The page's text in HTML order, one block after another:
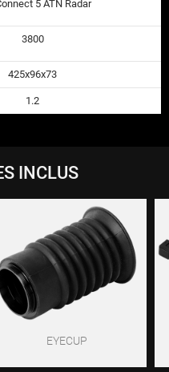
5 ATN Radar
3800
425x96x73
1.2
INCLUS
EYECUP